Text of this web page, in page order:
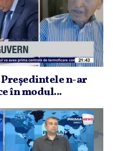
Preşedintele n-ar
în modul...